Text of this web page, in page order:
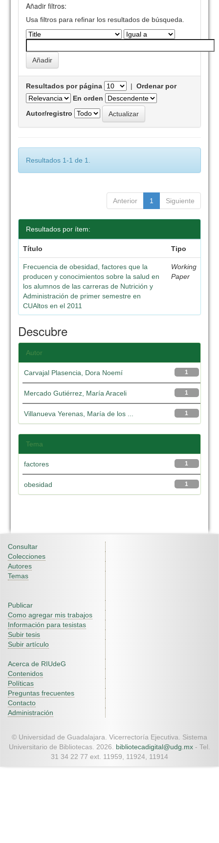
Añadir filtros:
Usa filtros para refinar los resultados de búsqueda.
Resultados por página |Ordenar por
En orden
Autor/registro
Resultados 1-1 de 1.
Anterior 1 Siguiente
Resultados por ítem:
Título Tipo
Frecuencia de obesidad, factores que la
producen y conocimientos sobre la salud en
los alumnos de las carreras de Nutrición y
Administración de primer semestre en
CUAltos en el 2011
Working
Paper
Descubre
Autor
1
Carvajal Plasencia, Dora Noemí
1
Mercado Gutiérrez, María Araceli
1
Villanueva Yerenas, María de los ...
Tema
1
factores
1
obesidad
Consultar
Colecciones
Autores
Temas
Publicar
Como agregar mis trabajos
Información para tesistas
Subir tesis
Subir artículo
Acerca de RIUdeG
Contenidos
Políticas
Preguntas frecuentes
Contacto
Administración
© Universidad de Guadalajara. Vicerrectoría Ejecutiva. Sistema
Universitario de Bibliotecas. 2026. bibliotecadigital@udg.mx - Tel.
31 34 22 77 ext. 11959, 11924, 11914